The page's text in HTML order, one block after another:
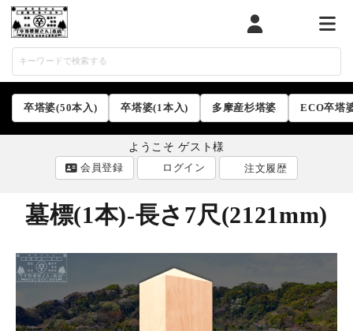
マイページカート メニ
卒塔婆(50本入) 卒塔婆(1本入) 多摩産杉塔婆 ECO卒塔
ようこそ ゲスト様
会員登録
ログイン 注文履歴
ACCOUNT MENU
ようこそ ゲスト 様
ログイン 会員登録
墓標(1本)-長さ7尺(2121mm)